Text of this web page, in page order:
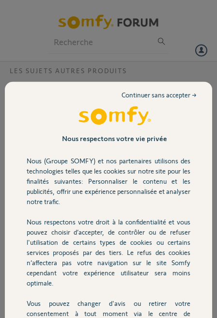
Volet
Sécurité
Domotique
Chauffage
Autres produits
Devis avec un pro
LES SUJETS AUTRES PRODUITS
Platine de rue Portier Vidéo V300
Est-il possible sur ce modèle de portier vidéo, d'ajouter une seconde
platine de rue ? même sans fils (RTS ?).
L'option pour un second écran est disponible mais pas une seconde
D'avance merci,
Francisco D.
il y a environ 4 ans
Participer au fil de discussion
Réponses
bonjour,
vsystem pro IO est capable de cela (gamme pro).
bonne journée.
Nous respectons votre vie privée
Nous (Groupe SOMFY) et nos partenaires utilisons des
technologies telles que les cookies sur notre site pour les
finalités suivantes: Personnaliser le contenu et les
publicités, offrir une expérience personnalisée et analyser
notre trafic.
Nous respectons votre droit à la confidentialité et vous
pouvez choisir d’accepter, de contrôler ou de refuser
l'utilisation de certains types de cookies ou certains
services proposés par des tiers. Le refus des cookies
n’affectera pas votre navigation sur le site Somfy
cependant votre expérience utilisateur sera moins
optimale.
Vous pouvez changer d'avis ou retirer votre
consentement à tout moment via le centre de
Continuer sans accepter →